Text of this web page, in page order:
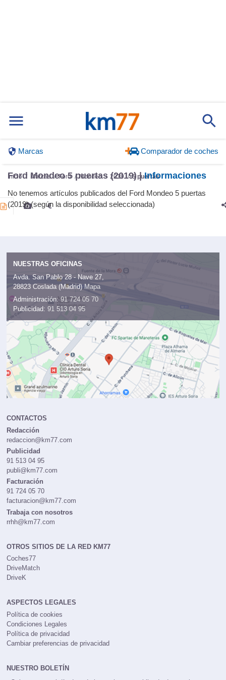
Marcas Comparador de coches
Inicio Marcas Ford Mondeo 2019 5 puertas
Ford Mondeo 5 puertas (2019) |Informaciones
No tenemos artículos publicados del Ford Mondeo 5 puertas
(2019) (según la disponibilidad seleccionada)
NUESTRAS OFICINAS
Avda. San Pablo 28 - Nave 27,
28823 Coslada (Madrid) Mapa
Administración: 91 724 05 70
Publicidad: 91 513 04 95
CONTACTOS
Redacción
redaccion@km77.com
Publicidad
91 513 04 95
publi@km77.com
Facturación
91 724 05 70
facturacion@km77.com
Trabaja con nosotros
rrhh@km77.com
OTROS SITIOS DE LA RED KM77
Coches77
DriveMatch
DriveK
ASPECTOS LEGALES
Política de cookies
Condiciones Legales
Política de privacidad
Cambiar preferencias de privacidad
NUESTRO BOLETÍN